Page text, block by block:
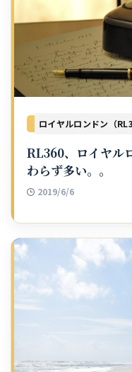
RL360、ロイヤル
わらず多い。。
2019/6/6
ロイヤルロンドン（